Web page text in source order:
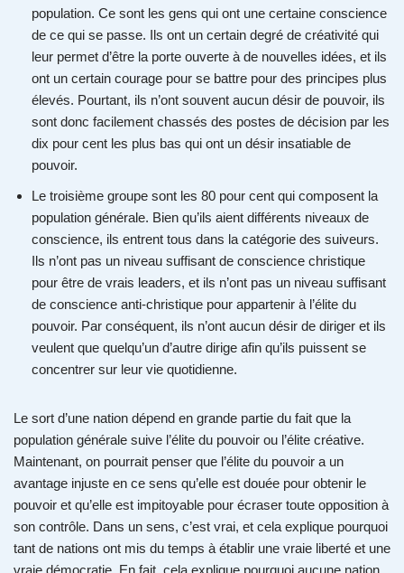
population. Ce sont les gens qui ont une certaine conscience
de ce qui se passe. Ils ont un certain degré de créativité qui
leur permet d’être la porte ouverte à de nouvelles idées, et ils
ont un certain courage pour se battre pour des principes plus
élevés. Pourtant, ils n’ont souvent aucun désir de pouvoir, ils
sont donc facilement chassés des postes de décision par les
dix pour cent les plus bas qui ont un désir insatiable de
pouvoir.
Le troisième groupe sont les 80 pour cent qui composent la
population générale. Bien qu’ils aient différents niveaux de
conscience, ils entrent tous dans la catégorie des suiveurs.
Ils n’ont pas un niveau suffisant de conscience christique
pour être de vrais leaders, et ils n’ont pas un niveau suffisant
de conscience anti-christique pour appartenir à l’élite du
pouvoir. Par conséquent, ils n’ont aucun désir de diriger et ils
veulent que quelqu’un d’autre dirige afin qu’ils puissent se
concentrer sur leur vie quotidienne.
Le sort d’une nation dépend en grande partie du fait que la
population générale suive l’élite du pouvoir ou l’élite créative.
Maintenant, on pourrait penser que l’élite du pouvoir a un
avantage injuste en ce sens qu’elle est douée pour obtenir le
pouvoir et qu’elle est impitoyable pour écraser toute opposition à
son contrôle. Dans un sens, c’est vrai, et cela explique pourquoi
tant de nations ont mis du temps à établir une vraie liberté et une
vraie démocratie. En fait, cela explique pourquoi aucune nation